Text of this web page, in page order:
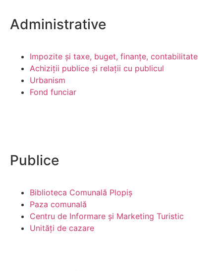
Administrative
Impozite și taxe, buget, finanțe, contabilitate
Achiziții publice și relații cu publicul
Urbanism
Fond funciar
Publice
Biblioteca Comunală Plopiș
Paza comunală
Centru de Informare și Marketing Turistic
Unități de cazare